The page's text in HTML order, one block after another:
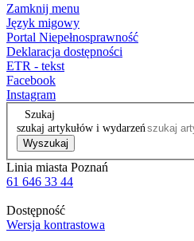
Zamknij menu
Język migowy
Portal Niepełnosprawność
Deklaracja dostępności
ETR - tekst
Facebook
Instagram
Szukaj
szukaj artykułów i wydarzeń
Wyszukaj
Linia miasta Poznań
61 646 33 44
Dostępność
Wersja kontrastowa